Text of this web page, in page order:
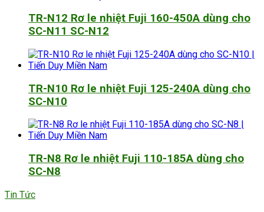
TR-N12 Rơ le nhiệt Fuji 160-450A dùng cho
SC-N11 SC-N12
TR-N10 Rơ le nhiệt Fuji 125-240A dùng cho
SC-N10
TR-N8 Rơ le nhiệt Fuji 110-185A dùng cho
SC-N8
Tin Tức